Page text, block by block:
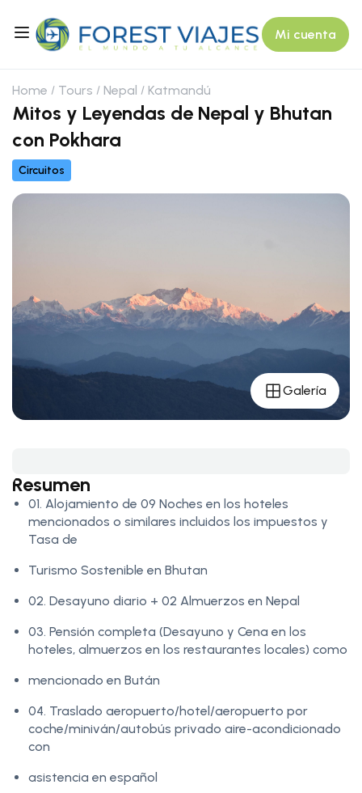
Mi cuenta
Home Tours Nepal Katmandú
Mitos y Leyendas de Nepal y Bhutan
con Pokhara
Circuitos
Galería
Resumen
01. Alojamiento de 09 Noches en los hoteles
mencionados o similares incluidos los impuestos y
Tasa de
Turismo Sostenible en Bhutan
02. Desayuno diario + 02 Almuerzos en Nepal
03. Pensión completa (Desayuno y Cena en los
hoteles, almuerzos en los restaurantes locales) como
mencionado en Bután
04. Traslado aeropuerto/hotel/aeropuerto por
coche/miniván/autobús privado aire-acondicionado
con
asistencia en español